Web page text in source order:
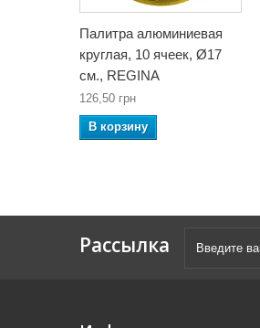
Палитра алюминиевая
круглая, 10 ячеек, Ø17
см., REGINA
126,50 грн
В корзину
Рассылка